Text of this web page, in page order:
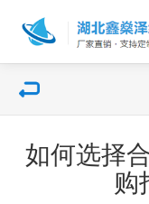
如何选择
购